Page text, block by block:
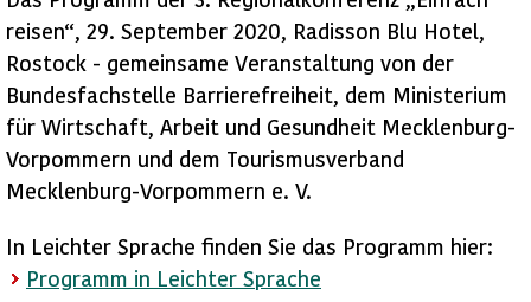
reisen“, 29. September 2020, Radisson Blu Hotel,
Rostock - gemeinsame Veranstaltung von der
Bundesfachstelle Barrierefreiheit, dem Ministerium
für Wirtschaft, Arbeit und Gesundheit Mecklenburg-
Vorpommern und dem Tourismusverband
Mecklenburg-Vorpommern e. V.
In Leichter Sprache finden Sie das Programm hier:
Programm in Leichter Sprache